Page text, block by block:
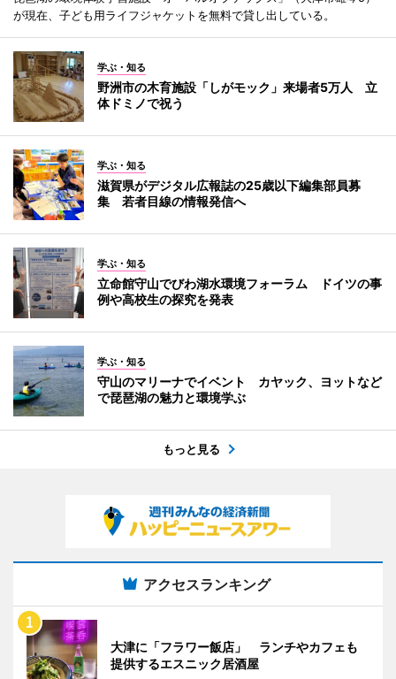
が現在、子ども用ライフジャケットを無料で貸し出している。
学ぶ・知る
野洲市の木育施設「しがモック」来場者5万人 立
体ドミノで祝う
学ぶ・知る
滋賀県がデジタル広報誌の25歳以下編集部員募
集 若者目線の情報発信へ
学ぶ・知る
立命館守山でびわ湖水環境フォーラム ドイツの事
例や高校生の探究を発表
学ぶ・知る
守山のマリーナでイベント カヤック、ヨットなど
で琵琶湖の魅力と環境学ぶ
もっと見る
アクセスランキング
大津に「フラワー飯店」 ランチやカフェも
提供するエスニック居酒屋